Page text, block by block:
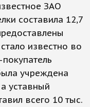
ЗАО
составила 12,7
известно во
учреждена
уставный
всего 10 тыс.